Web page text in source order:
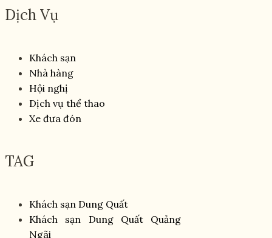
Dịch Vụ
Khách sạn
Nhà hàng
Hội nghị
Dịch vụ thể thao
Xe đưa đón
TAG
Khách sạn Dung Quất
Khách sạn Dung Quất Quảng
Ngãi